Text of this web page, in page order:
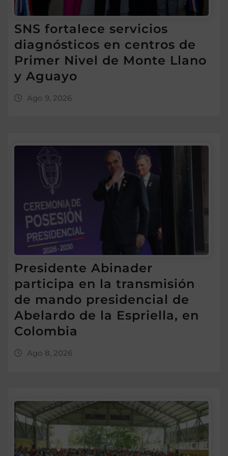
SNS fortalece servicios
diagnósticos en centros de
Primer Nivel de Monte Llano
y Aguayo
Ago 9, 2026
Presidente Abinader
participa en la transmisión
de mando presidencial de
Abelardo de la Espriella, en
Colombia
Ago 8, 2026